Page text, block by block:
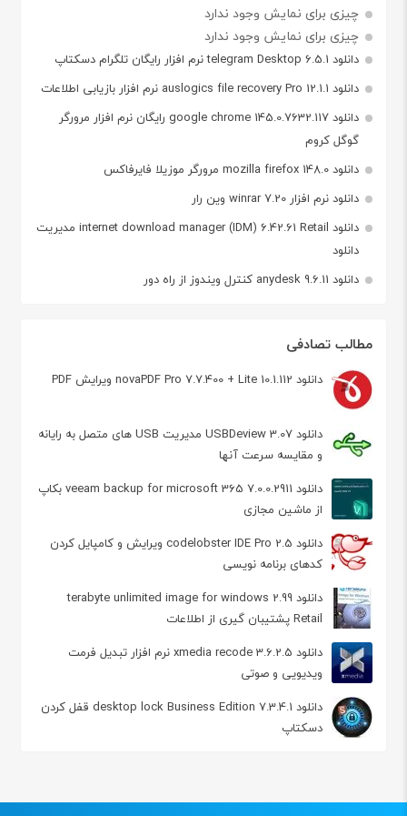
چیزی برای نمایش وجود ندارد
چیزی برای نمایش وجود ندارد
دانلود telegram Desktop 6.5.1 نرم افزار رایگان تلگرام دسکتاپ
دانلود auslogics file recovery Pro 12.1.1 نرم افزار بازیابی اطلاعات
دانلود google chrome 145.0.7632.117 رایگان نرم افزار مرورگر
گوگل کروم
دانلود mozilla firefox 148.0 مرورگر موزیلا فایرفاکس
دانلود نرم افزار winrar 7.20 وین رار
دانلود internet download manager (IDM) 6.42.61 Retail مدیریت
دانلود
دانلود anydesk 9.6.11 کنترل ویندوز از راه دور
مطالب تصادفی
دانلود novaPDF Pro 7.7.400 + Lite 10.1.112 ویرایش PDF
دانلود USBDeview 3.07 مدیریت USB های متصل به رایانه
و مقایسه سرعت آنها
دانلود veeam backup for microsoft 365 7.0.0.2911 بکاپ
از ماشین مجازی
دانلود codelobster IDE Pro 2.5 ویرایش و کامپایل کردن
کدهای برنامه نویسی
دانلود terabyte unlimited image for windows 2.99
Retail پشتیبان گیری از اطلاعات
دانلود xmedia recode 3.6.2.5 نرم افزار تبدیل فرمت
ویدیویی و صوتی
دانلود desktop lock Business Edition 7.3.4.1 قفل کردن
دسکتاپ